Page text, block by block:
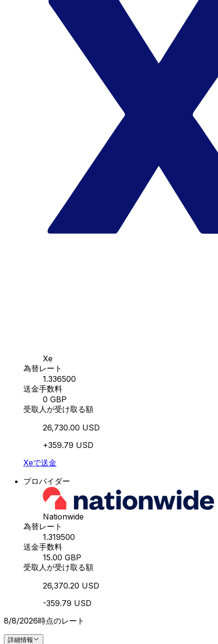
Xe
為替レート
1.336500
送金手数料
0 GBP
受取人が受け取る額
26,730.00 USD
+359.79 USD
Xeで送金
プロバイダー
Nationwide
為替レート
1.319500
送金手数料
15.00 GBP
受取人が受け取る額
26,370.20 USD
-359.79 USD
8/8/2026時点のレート
詳細情報